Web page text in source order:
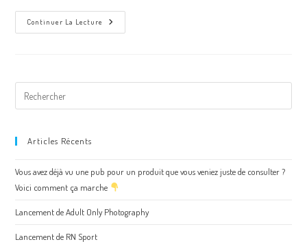
Continuer La Lecture
Articles Récents
Vous avez déjà vu une pub pour un produit que vous veniez juste de consulter ?
Voici comment ça marche
Lancement de Adult Only Photography
Lancement de RN Sport